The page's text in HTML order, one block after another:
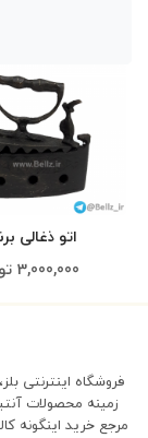
اتو ذغالی
3,000,000
فروشگاه اینترنتی
زمینه محصولات
مرجع خرید اینگونه